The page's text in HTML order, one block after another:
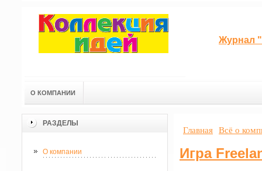
Журнал
О КОМПАНИИ
РАЗДЕЛЫ
О компании
Главная Всё о
Игра